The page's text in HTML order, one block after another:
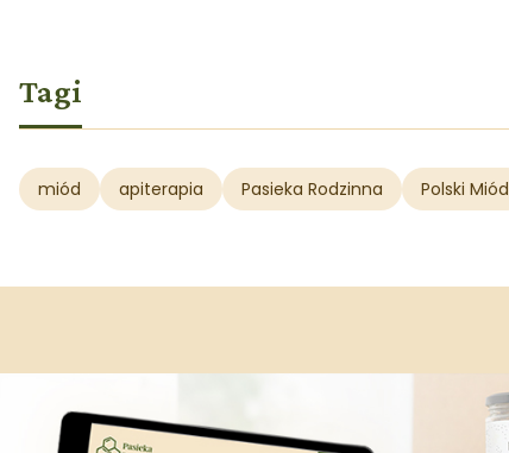
Tagi
miód apiterapia Pasieka Rodzinna Polski Miód